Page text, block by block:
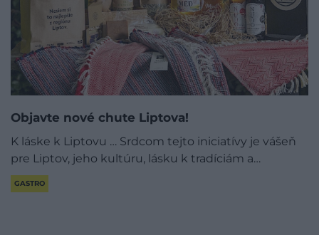
Objavte nové chute Liptova!
K láske k Liptovu … Srdcom tejto iniciatívy je vášeň
pre Liptov, jeho kultúru, lásku k tradíciám a…
GASTRO